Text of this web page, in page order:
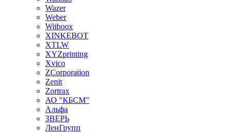
Wazer
Weber
Wiiboox
XINKEBOT
XTLW
XYZprinting
Xvico
ZCorporation
Zenit
Zortrax
АО "КБСМ"
Альфа
ЗВЕРЬ
ЛенГрупп